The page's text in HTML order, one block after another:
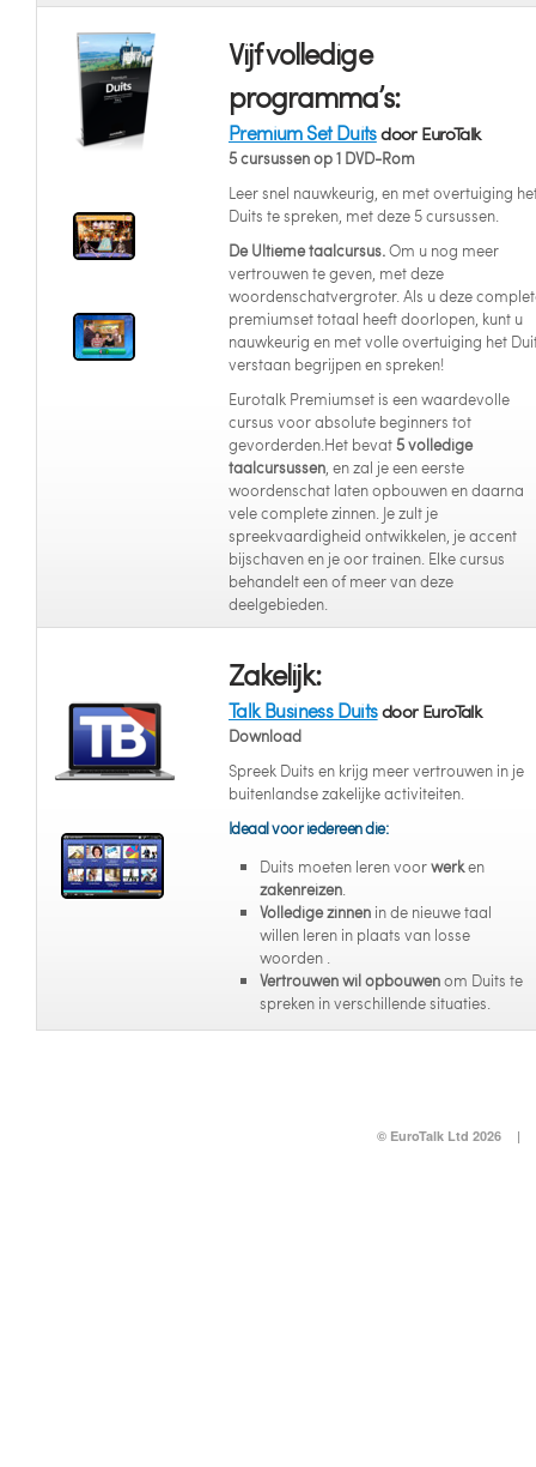
Vijf volledige
programma’s:
Premium Set Duitsdoor EuroTalk
5 cursussen op 1 DVD-Rom
Leer snel nauwkeurig, en met overtuiging
Duits te spreken, met deze 5 cursussen.
De Ultieme taalcursus.Om u nog meer
vertrouwen te geven, met deze
woordenschatvergroter. Als u deze
premiumset totaal heeft doorlopen, kunt u
nauwkeurig en met volle overtuiging het
verstaan begrijpen en spreken!
Eurotalk Premiumset is een waardevolle
cursus voor absolute beginners tot
gevorderden.Het bevat5 volledige
taalcursussen, en zal je een eerste
woordenschat laten opbouwen en daarna
vele complete zinnen. Je zult je
spreekvaardigheid ontwikkelen, je accent
bijschaven en je oor trainen. Elke cursus
behandelt een of meer van deze
deelgebieden.
Zakelijk:
Talk Business Duitsdoor EuroTalk
Download
Spreek Duits en krijg meer vertrouwen in je
buitenlandse zakelijke activiteiten.
Ideaal voor iedereen die:
Duits moeten leren voorwerken
zakenreizen.
Volledige zinnen in de nieuwe taal
willen leren in plaats van losse
woorden .
Vertrouwen wil opbouwenom Duits te
spreken in verschillende situaties.
© EuroTalk Ltd 2026 |